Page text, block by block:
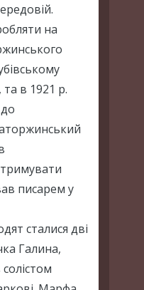
на
в 1921 р.
писарем у
сталися дві
Галина,